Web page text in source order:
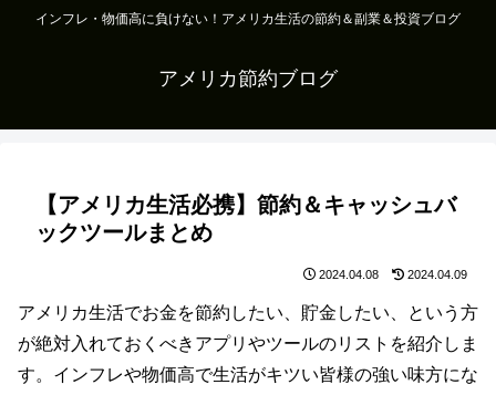
インフレ・物価高に負けない！アメリカ生活の節約＆副業＆投資ブログ
アメリカ節約ブログ
【アメリカ生活必携】節約＆キャッシュバ
ックツールまとめ
2024.04.08 2024.04.09
アメリカ生活でお金を節約したい、貯金したい、という方
が絶対入れておくべきアプリやツールのリストを紹介しま
す。インフレや物価高で生活がキツい皆様の強い味方にな